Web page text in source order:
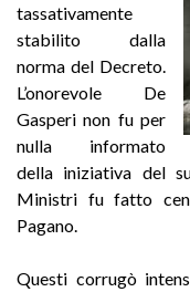
tassativamente
stabilito dalla
norma del Decreto.
L’onorevole De
Gasperi non fu per
nulla informato
della iniziativa del
Ministri fu fatto
Pagano.
Questi corrugò